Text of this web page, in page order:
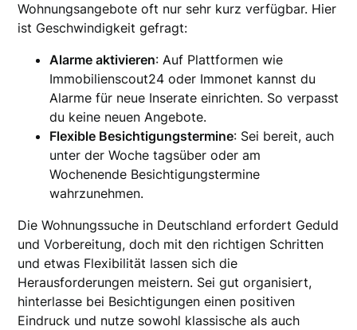
Wohnungsangebote oft nur sehr kurz verfügbar. Hier
ist Geschwindigkeit gefragt:
Alarme aktivieren: Auf Plattformen wie
Immobilienscout24 oder Immonet kannst du
Alarme für neue Inserate einrichten. So verpasst
du keine neuen Angebote.
Flexible Besichtigungstermine: Sei bereit, auch
unter der Woche tagsüber oder am
Wochenende Besichtigungstermine
wahrzunehmen.
Die Wohnungssuche in Deutschland erfordert Geduld
und Vorbereitung, doch mit den richtigen Schritten
und etwas Flexibilität lassen sich die
Herausforderungen meistern. Sei gut organisiert,
hinterlasse bei Besichtigungen einen positiven
Eindruck und nutze sowohl klassische als auch